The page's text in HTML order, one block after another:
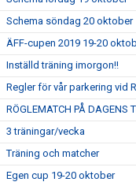
Schema söndag 20 oktober
ÄFF-cupen 2019 19-20
Inställd träning imorgon!!
Regler för vår parkering vid
RÖGLEMATCH PÅ DAGENS
3 träningar/vecka
Träning och matcher
Egen cup 19-20 oktober